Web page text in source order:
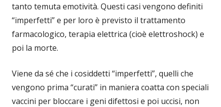
tanto temuta emotività. Questi casi vengono definiti
“imperfetti” e per loro è previsto il trattamento
farmacologico, terapia elettrica (cioè elettroshock) e
poi la morte.
Viene da sé che i cosiddetti “imperfetti”, quelli che
vengono prima “curati” in maniera coatta con speciali
vaccini per bloccare i geni difettosi e poi uccisi, non